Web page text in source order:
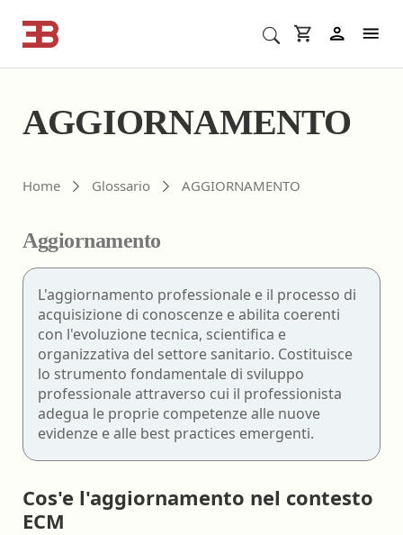
Cerca corsi ECM o altro
AGGIORNAMENTO
Home Glossario AGGIORNAMENTO
Aggiornamento
L'aggiornamento professionale e il processo di
acquisizione di conoscenze e abilita coerenti
con l'evoluzione tecnica, scientifica e
organizzativa del settore sanitario. Costituisce
lo strumento fondamentale di sviluppo
professionale attraverso cui il professionista
adegua le proprie competenze alle nuove
evidenze e alle best practices emergenti.
Cos'e l'aggiornamento nel contesto
ECM